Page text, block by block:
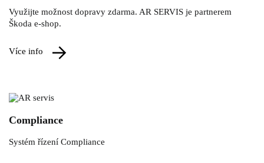
Využijte možnost dopravy zdarma. AR SERVIS je partnerem
Škoda e-shop.
více info
Compliance
Systém řízení Compliance